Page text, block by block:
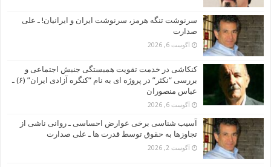
سرنوشت تنگه هرمز، سرنوشت ایران و ایرانیان! ـ علی
صدارت
آگوست 6, 2026
کنکاشی در خدمت تقویت همبستگی جنبش اجتماعی و
بررسی “نکثر” در پروژه ای به نام “کنگره آزادی ایران” (۶) ـ
عباس منصوران
آگوست 6, 2026
آسیب شناسی برخی عوارض احساسی ـ روانی ناشی از
تجاوزها به حقوق توسط قدرت ها ـ علی صدارت
آگوست 2, 2026